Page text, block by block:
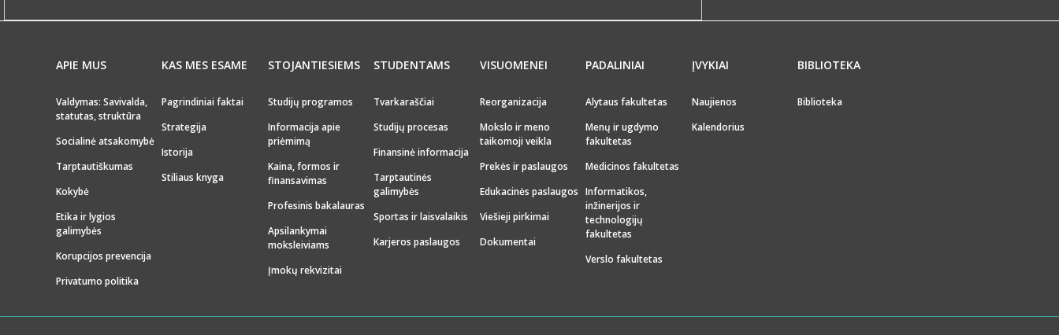
APIE MUS
Valdymas: Savivalda,
statutas, struktūra
Socialinė atsakomybė
Tarptautiškumas
Kokybė
Etika ir lygios
galimybės
Korupcijos prevencija
Privatumo politika
KAS MES ESAME
Pagrindiniai faktai
Strategija
Istorija
Stiliaus knyga
STOJANTIESIEMS
Studijų programos
Informacija apie
priėmimą
Kaina, formos ir
finansavimas
Profesinis bakalauras
Apsilankymai
moksleiviams
Įmokų rekvizitai
STUDENTAMS
Tvarkaraščiai
Studijų procesas
Finansinė informacija
Tarptautinės
galimybės
Sportas ir laisvalaikis
Karjeros paslaugos
VISUOMENEI
Reorganizacija
Mokslo ir meno
taikomoji veikla
Prekės ir paslaugos
Edukacinės paslaugos
Viešieji pirkimai
Dokumentai
PADALINIAI
Alytaus fakultetas
Menų ir ugdymo
fakultetas
Medicinos fakultetas
Informatikos,
inžinerijos ir
technologijų
fakultetas
Verslo fakultetas
ĮVYKIAI
Naujienos
Kalendorius
BIBLIOTEKA
Biblioteka